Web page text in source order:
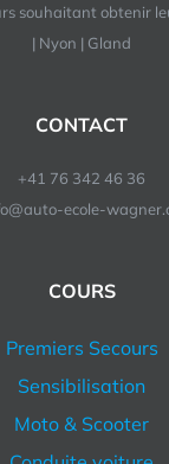
souhaitant obtenir
| Nyon | Gland
CONTACT
+41 76 342 46 36
ecole-
COURS
Premiers Secours
Sensibilisation
Moto & Scooter